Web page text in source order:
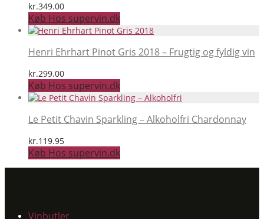
kr.349.00
Køb Hos supervin.dk
Henri Ehrhart Pinot Gris 2018 – Frugtig og fyldig vin
kr.299.00
Køb Hos supervin.dk
Le Petit Chavin Sparkling – Alkoholfri Chardonnay
kr.119.95
Køb Hos supervin.dk
Vinbutler